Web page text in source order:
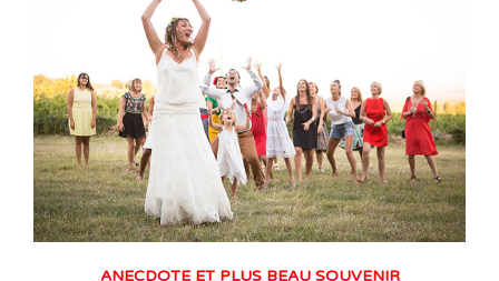
ANECDOTE ET PLUS BEAU SOUVENIR